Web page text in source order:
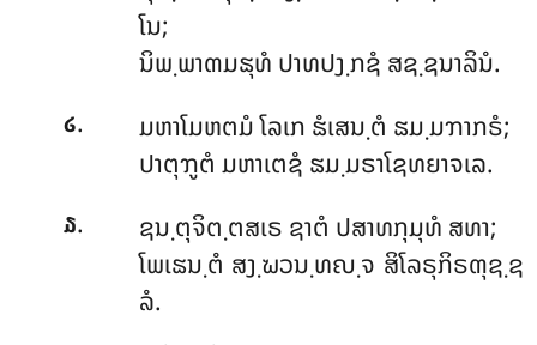
ໂນ;
ນິພ຺ພາຓມຘຸທໍ ປາທປງ຺ກຊໍ ສຊ຺ຊນາລິນໍ.
໒.
ມຫາໂມຫຕມໍ ໂລເກ ຘໍເສນ຺ຕໍ ຘມ຺ມຠາກຣໍ;
ປາຕຸຠູຕໍ ມຫາເຕຊໍ ຘມ຺ມຣາໂຊທຍາຈເລ.
໓.
ຊນ຺ຕຸຈິຕ຺ຕສເຣ ຊາຕໍ ປສາທກຸມຸທໍ ສທາ;
ໂພເຘນ຺ຕໍ ສງ຺ຆວນ຺ທຎ຺ຈ ສິໂລຣຸກິຣຓຸຊ຺ຊ
ລໍ.